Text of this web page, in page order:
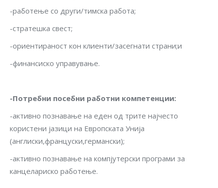
-работење со други/тимска работа;
-стратешка свест;
-ориентираност кон клиенти/засегнати страни;и
-финансиско управување.
-Потребни посебни работни компетенции:
-активно познавање на еден од трите најчесто
користени јазици на Европската Унија
(англиски,француски,германски);
-активно познавање на компјутерски програми за
канцелариско работење.